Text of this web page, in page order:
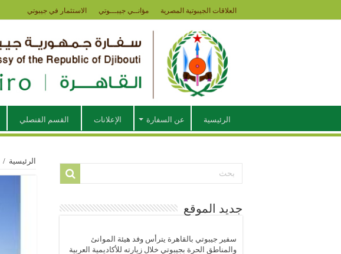
العلاقات الجيبوتية المصرية مؤانــي جيبـــوتي الاستثمار في جيبوتي
الرئيسية عن السفارة الإعلانات القسم القنصلي
الرئيسية /
جديد الموقع
سفير جيبوتي بالقاهرة يترأس وفد هيئة الموانئ
والمناطق الحرة بجيبوتي خلال زيارته للأكاديمية العربية